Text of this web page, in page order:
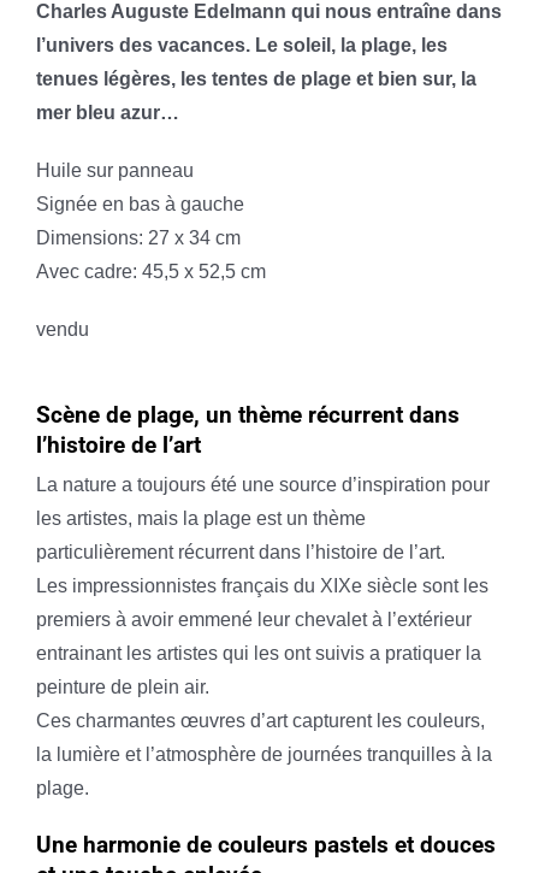
Charles Auguste Edelmann qui nous entraîne dans
l’univers des vacances. Le soleil, la plage, les
tenues légères, les tentes de plage et bien sur, la
mer bleu azur…
Huile sur panneau
Signée en bas à gauche
Dimensions: 27 x 34 cm
Avec cadre: 45,5 x 52,5 cm
vendu
Scène de plage, un thème récurrent dans
l’histoire de l’art
La nature a toujours été une source d’inspiration pour
les artistes, mais la plage est un thème
particulièrement récurrent dans l’histoire de l’art.
Les impressionnistes français du XIXe siècle sont les
premiers à avoir emmené leur chevalet à l’extérieur
entrainant les artistes qui les ont suivis a pratiquer la
peinture de plein air.
Ces charmantes œuvres d’art capturent les couleurs,
la lumière et l’atmosphère de journées tranquilles à la
plage.
Une harmonie de couleurs pastels et douces